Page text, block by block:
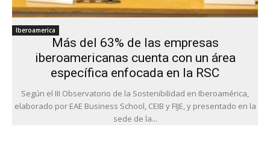
Iberoamerica
Más del 63% de las empresas
iberoamericanas cuenta con un área
específica enfocada en la RSC
Según el III Observatorio de la Sostenibilidad en Iberoamérica,
elaborado por EAE Business School, CEIB y FIJE, y presentado en la
sede de la...